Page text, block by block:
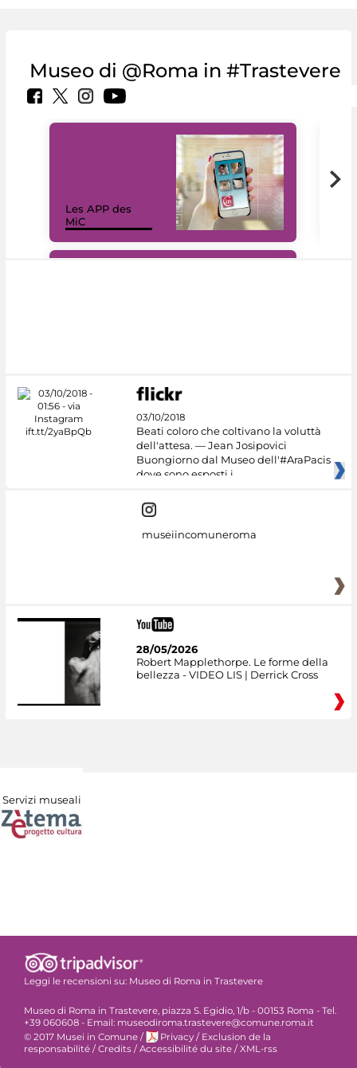
Museo di @Roma in #Trastevere
Les APP des
MiC
03/10/2018
Beati coloro che coltivano la voluttà
dell'attesa. — Jean Josipovici
Buongiorno dal Museo dell'#AraPacis
dove sono esposti i
museiincomuneroma
28/05/2026
Robert Mapplethorpe. Le forme della
bellezza - VIDEO LIS | Derrick Cross
Servizi museali
Leggi le recensioni su: Museo di Roma in Trastevere
Museo di Roma in Trastevere, piazza S. Egidio, 1/b - 00153 Roma - Tel.
+39 060608 - Email: museodiroma.trastevere@comune.roma.it
© 2017 Musei in Comune / Privacy / Exclusion de la
responsabilité /Credits /Accessibilité du site /XML-rss